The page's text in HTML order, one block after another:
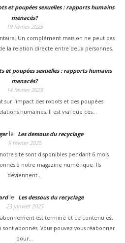
et poupées sexuelles : rapports humains
menacés?
19 février 2025
Un complément mais on ne peut pas
la relation directe entre deux personnes.
et poupées sexuelles : rapports humains
menacés?
14 février 2025
sur l’impact des robots et des poupées
humaines. Il est vrai que ces…
le
Les dessous du recyclage
9 février 2025
site sont disponibles pendant 6 mois
à notre magazine numérique. Ils
deviennent…
le
Les dessous du recyclage
23 janvier 2025
est terminé et ce contenu est
sont abonnés. Vous pouvez vous réabonner
pour…